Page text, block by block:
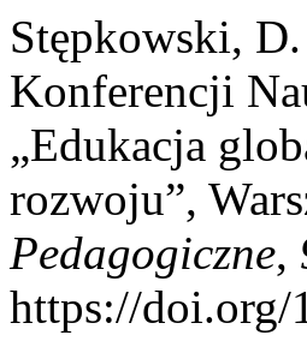
Stępkowski,
Konferencji
„Edukacja
rozwoju”,
Pedagogiczne,
https://doi.org/